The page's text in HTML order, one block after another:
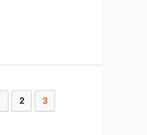
2 3